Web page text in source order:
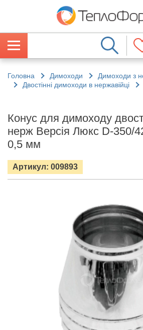
Головна Димоходи
Димоходи з
Двостінні димоходи в нержавійці
Конус для димоходу
нерж Версія Люкс D-350/
0,5 мм
Артикул: 009893